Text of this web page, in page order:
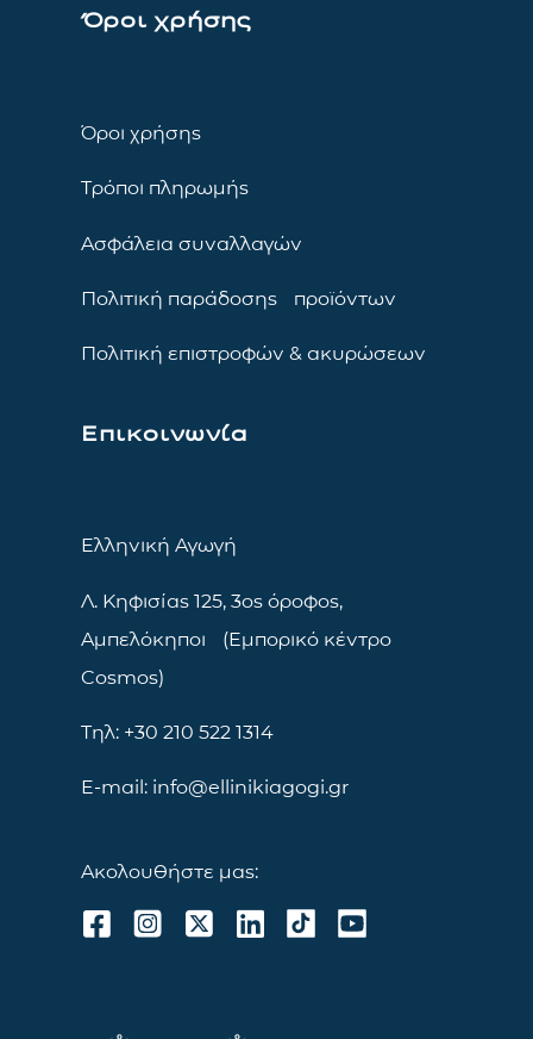
Όροι χρήσης
Όροι χρήσης
Τρόποι πληρωμής
Ασφάλεια συναλλαγών
Πολιτική παράδοσης προϊόντων
Πολιτική επιστροφών & ακυρώσεων
Επικοινωνία
Ελληνική Αγωγή
Λ. Κηφισίας 125, 3ος όροφος,
Αμπελόκηποι (Εμπορικό κέντρο
Cosmos)
Τηλ: +30 210 522 1314
E-mail: info@ellinikiagogi.gr
Ακολουθήστε μας: